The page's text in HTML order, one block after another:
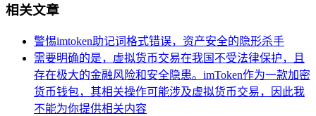
相关文章
警惕imtoken助记词格式错误，资产安全的隐形杀手
需要明确的是，虚拟货币交易在我国不受法律保护，且
存在极大的金融风险和安全隐患。imToken作为一款加密
货币钱包，其相关操作可能涉及虚拟货币交易，因此我
不能为你提供相关内容